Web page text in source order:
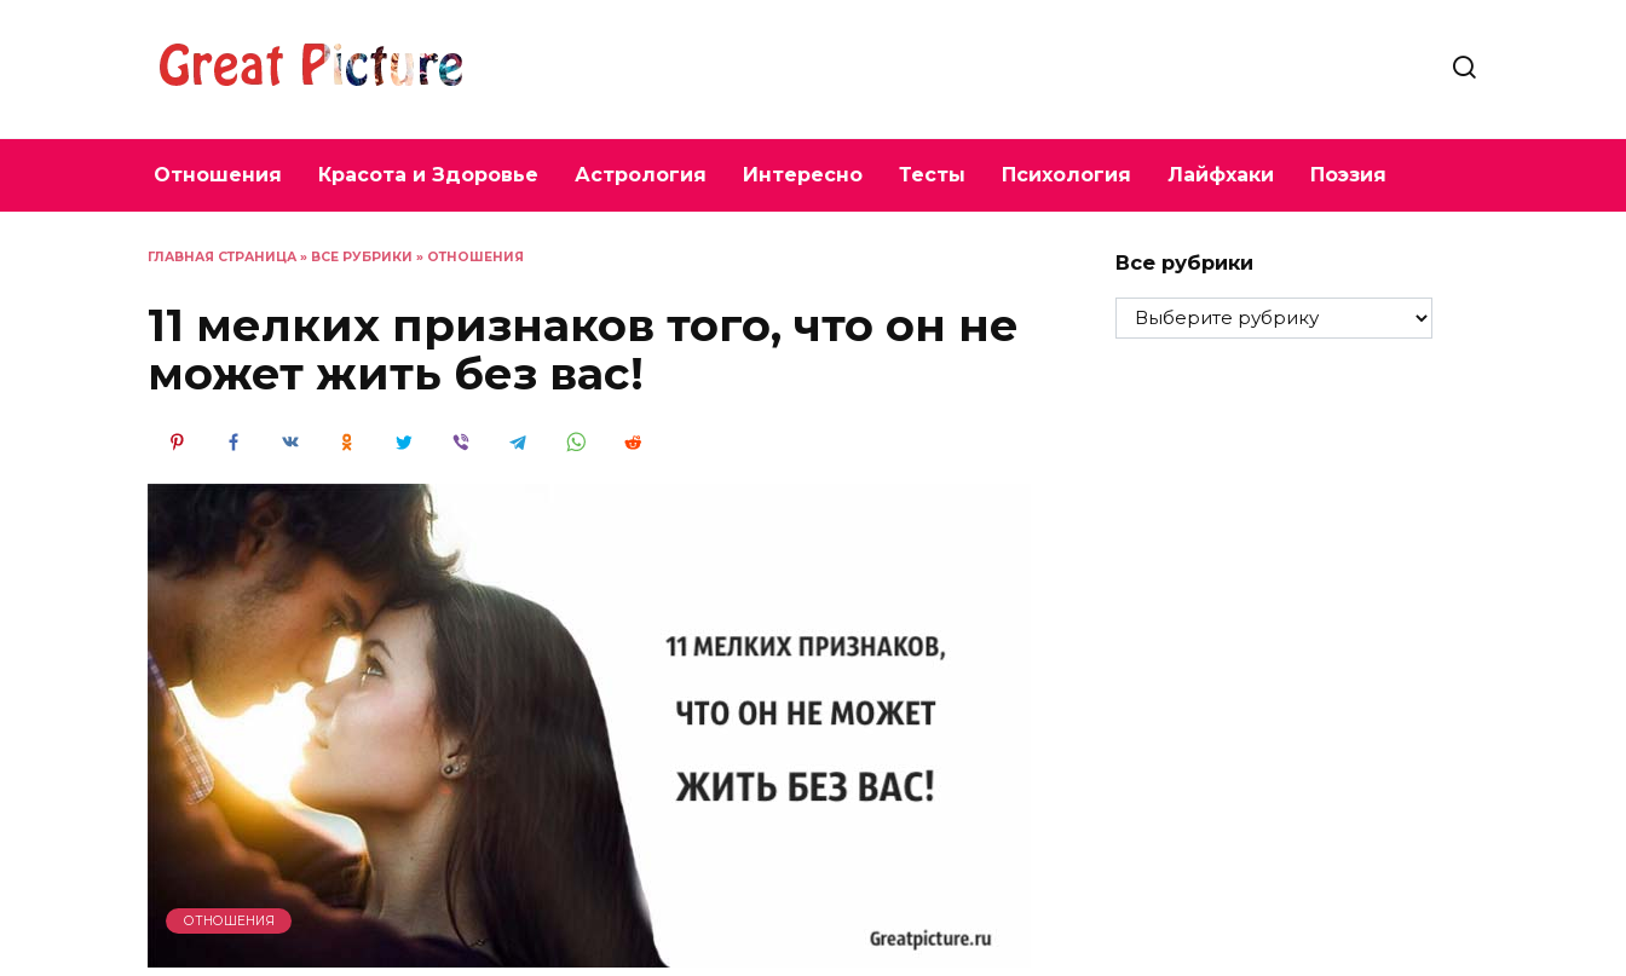
Отношения Красота и Здоровье Астрология Интересно Тесты Психология Лайфхаки Поэзия
ГЛАВНАЯ СТРАНИЦА » ВСЕ РУБРИКИ » ОТНОШЕНИЯ
11 мелких признаков того, что он не
может жить без вас!
ОТНОШЕНИЯ
Все рубрики
Все
рубрики